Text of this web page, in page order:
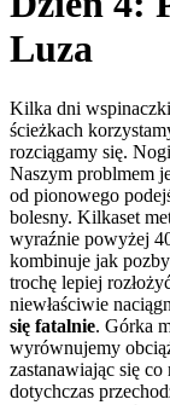
Luza
Kilka dni
ścieżkach
rozciągamy się.
Naszym problmem
od pionowego
bolesny. Kilkaset
wyraźnie powyżej
kombinuje jak
trochę lepiej
niewłaściwie
się fatalnie. Górka
wyrównujemy
zastanawiając się
dotychczas